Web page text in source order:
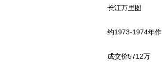
长江万里图
约1973-1974年作
成交价5712万